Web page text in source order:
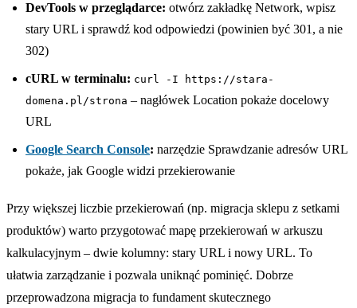
DevTools w przeglądarce: otwórz zakładkę Network, wpisz
stary URL i sprawdź kod odpowiedzi (powinien być 301, a nie
302)
cURL w terminalu: curl -I https://stara-
domena.pl/strona – nagłówek Location pokaże docelowy
URL
Google Search Console: narzędzie Sprawdzanie adresów URL
pokaże, jak Google widzi przekierowanie
Przy większej liczbie przekierowań (np. migracja sklepu z setkami
produktów) warto przygotować mapę przekierowań w arkuszu
kalkulacyjnym – dwie kolumny: stary URL i nowy URL. To
ułatwia zarządzanie i pozwala uniknąć pominięć. Dobrze
przeprowadzona migracja to fundament skutecznego